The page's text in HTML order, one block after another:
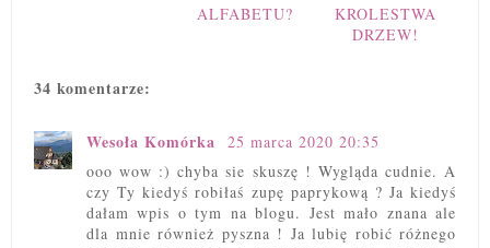
ALFABETU?
KROLESTWA
DRZEW!
34 komentarze:
Wesoła Komórka
25 marca 2020 20:35
ooo wow :) chyba sie skuszę ! Wygląda cudnie. A
czy Ty kiedyś robiłaś zupę paprykową ? Ja kiedyś
dałam wpis o tym na blogu. Jest mało znana ale
dla mnie również pyszna ! Ja lubię robić różnego